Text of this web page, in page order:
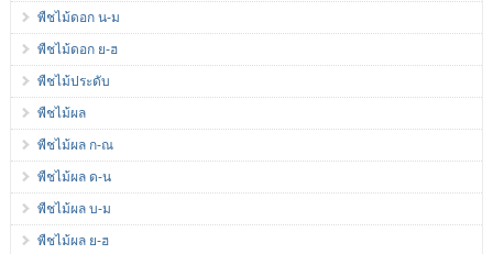
พืชไม้ดอก น-ม
พืชไม้ดอก ย-ฮ
พืชไม้ประดับ
พืชไม้ผล
พืชไม้ผล ก-ณ
พืชไม้ผล ด-น
พืชไม้ผล บ-ม
พืชไม้ผล ย-ฮ